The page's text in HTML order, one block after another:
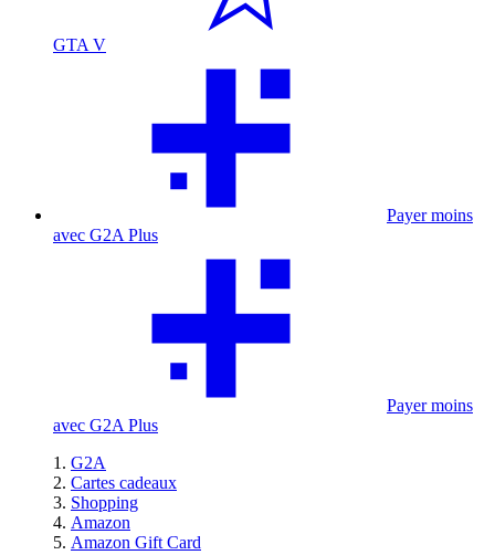
GTA V
Payer moins
avec G2A Plus
Payer moins
avec G2A Plus
G2A
Cartes cadeaux
Shopping
Amazon
Amazon Gift Card